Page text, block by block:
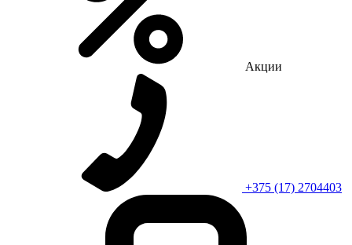
Акции
+375 (17) 2704403